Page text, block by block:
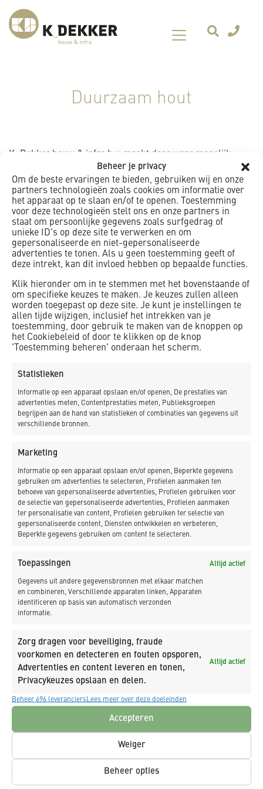
Beheer je privacy
Om de beste ervaringen te bieden, gebruiken wij en onze
partners technologieën zoals cookies om informatie over
het apparaat op te slaan en/of te openen. Toestemming
voor deze technologieën stelt ons en onze partners in
staat om persoonlijke gegevens zoals surfgedrag of
unieke ID's op deze site te verwerken en om
gepersonaliseerde en niet-gepersonaliseerde
advertenties te tonen. Als u geen toestemming geeft of
deze intrekt, kan dit invloed hebben op bepaalde functies.
Klik hieronder om in te stemmen met het bovenstaande of
om specifieke keuzes te maken. Je keuzes zullen alleen
worden toegepast op deze site. Je kunt je instellingen te
allen tijde wijzigen, inclusief het intrekken van je
toestemming, door gebruik te maken van de knoppen op
het Cookiebeleid of door te klikken op de knop
'Toestemming beheren' onderaan het scherm.
Statistieken
Informatie op een apparaat opslaan en/of openen, De prestaties van
advertenties meten, Contentprestaties meten, Publieksgroepen
begrijpen aan de hand van statistieken of combinaties van gegevens uit
verschillende bronnen.
Marketing
Informatie op een apparaat opslaan en/of openen, Beperkte gegevens
gebruiken om advertenties te selecteren, Profielen aanmaken ten
behoeve van gepersonaliseerde advertenties, Profielen gebruiken voor
de selectie van gepersonaliseerde advertenties, Profielen aanmaken
ter personalisatie van content, Profielen gebruiken ter selectie van
gepersonaliseerde content, Diensten ontwikkelen en verbeteren,
Beperkte gegevens gebruiken om content te selecteren.
Toepassingen Altijd actief
Gegevens uit andere gegevensbronnen met elkaar matchen
en combineren, Verschillende apparaten linken, Apparaten
identificeren op basis van automatisch verzonden
informatie.
Zorg dragen voor beveiliging, fraude
voorkomen en detecteren en fouten opsporen,
Advertenties en content leveren en tonen,
Privacykeuzes opslaan en delen.
Altijd actief
Beheer 696 leveranciers Lees meer over deze doeleinden
Accepteren
Weiger
Beheer opties
Duurzaam hout
K_Dekker bouw & infra b.v. maakt daar waar mogelijk
alleen gebruik van hout en houtproducten van duurzaam
hout . Deze producten voldoen aan de eisen van TPAC.
Hieronder behoren de keurmerken:
FSC
PEFC
MTCS
Postbus 17
1749 ZG
Warmenhuizen
T 0226 39 16 29
E info@kdbv.nl
Oudevaart 91
Warmenhuizen
Amsterdam
Amsterdam
Krabbendam
Oud Schoorlse Zeedijk 1 Warmenhuizen
Downloads: